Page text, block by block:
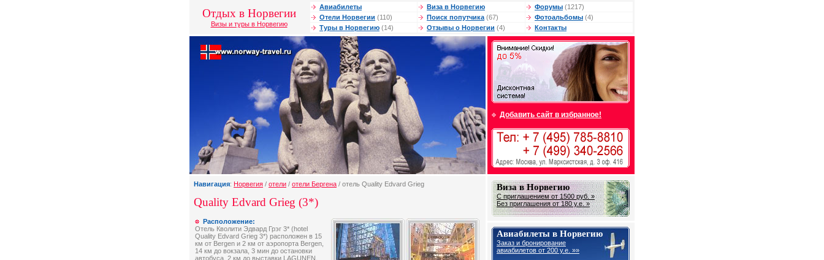
Отдых в Норвегии
Визы и туры в Норвегию
Авиабилеты Виза в Норвегию Форумы (1217)
Отели Норвегии (110) Поиск попутчика (67) Фотоальбомы (4)
Туры в Норвегию (14) Отзывы о Норвегии (4) Контакты
Добавить сайт в избранное!
Навигация: Норвегия / отели / отели Бергена / отель Quality Edvard Grieg
Quality Edvard Grieg (3*)
Расположение:
Отель Кволити Эдвард Грэг 3* (hotel
Quality Edvard Grieg 3*) расположен в 15
км от Bergen и 2 км от аэропорта Bergen,
14 км до вокзала, 3 мин до остановки
автобуса, 2 км до выставки LAGUNEN.
Виза в Норвегию
С приглашением от 1500 руб. »
Без приглашения от 180 у.е. »
Авиабилеты в Норвегию
Заказ и бронирование
авиабилетов от 200 у.е. »»